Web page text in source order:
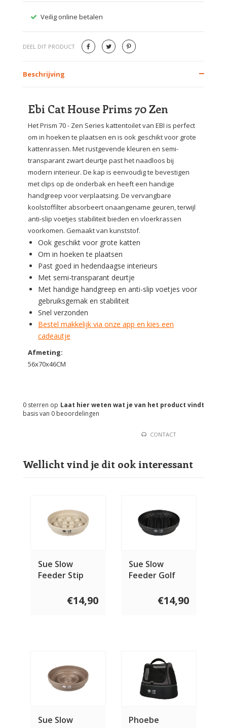
Veilig online betalen
DEEL DIT PRODUCT
Beschrijving
Ebi Cat House Prims 70 Zen
Het Prism 70 - Zen Series kattentoilet van EBI is perfect
om in hoeken te plaatsen en is ook geschikt voor grote
kattenrassen. Met rustgevende kleuren en semi-
transparant zwart deurtje past het naadloos bij
modern interieur. De kap is eenvoudig te bevestigen
met clips op de onderbak en heeft een handige
handgreep voor verplaatsing. De vervangbare
koolstoffilter absorbeert onaangename geuren, terwijl
anti-slip voetjes stabiliteit bieden en vloerkrassen
voorkomen. Gemaakt van kunststof.
Ook geschikt voor grote katten
Om in hoeken te plaatsen
Past goed in hedendaagse interieurs
Met semi-transparant deurtje
Met handige handgreep en anti-slip voetjes voor
gebruiksgemak en stabiliteit
Snel verzonden
Bestel makkelijk via onze app en kies een
cadeautje
Afmeting:
56x70x46CM
Laat hier weten wat je van het product vindt
0 sterren op
basis van 0 beoordelingen
CONTACT
Wellicht vind je dit ook interessant
Sue Slow
Feeder Stip
€14,90
Sue Slow
Feeder Golf
€14,90
Sue Slow
Phoebe